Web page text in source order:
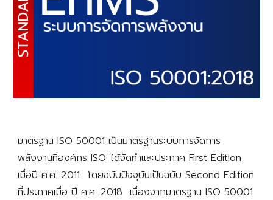
มาตรฐาน ISO 50001 เป็นมาตรฐานระบบการจัดการ
พลังงานที่องค์กร ISO ได้จัดทำและประกาศ First Edition
เมื่อปี ค.ศ. 2011 โดยฉบับปัจจุบันเป็นฉบับ Second Edition
ที่ประกาศเมื่อ ปี ค.ศ. 2018 เนื่องจากมาตรฐาน ISO 50001